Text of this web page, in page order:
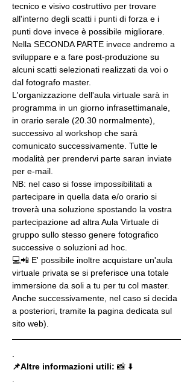
tecnico e visivo costruttivo per trovare
all'interno degli scatti i punti di forza e i
punti dove invece è possibile migliorare.
Nella SECONDA PARTE invece andremo a
sviluppare e a fare post-produzione su
alcuni scatti selezionati realizzati da voi o
dal fotografo master.
L'organizzazione dell'aula virtuale sarà in
programma in un giorno infrasettimanale,
in orario serale (20.30 normalmente),
successivo al workshop che sarà
comunicato successivamente. Tutte le
modalità per prendervi parte saran inviate
per e-mail.
NB: nel caso si fosse impossibilitati a
partecipare in quella data e/o orario si
troverà una soluzione spostando la vostra
partecipazione ad altra Aula Virtuale di
gruppo sullo stesso genere fotografico
successive o soluzioni ad hoc.
💻📲 E' possibile inoltre acquistare un'aula
virtuale privata se si preferisce una totale
immersione da soli a tu per tu col master.
Anche successivamente, nel caso si decida
a posteriori, tramite la pagina dedicata sul
sito web).
📌Altre informazioni utili: 📸 ⬇️